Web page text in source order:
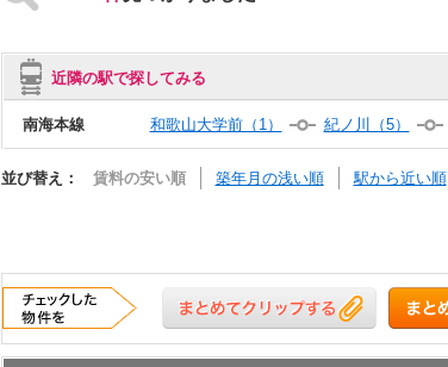
近隣の駅で探してみる
南海本線 和歌山大学前（1） 紀ノ川（5）
並び替え： 賃料の安い順 築年月の浅い順 駅から近い順